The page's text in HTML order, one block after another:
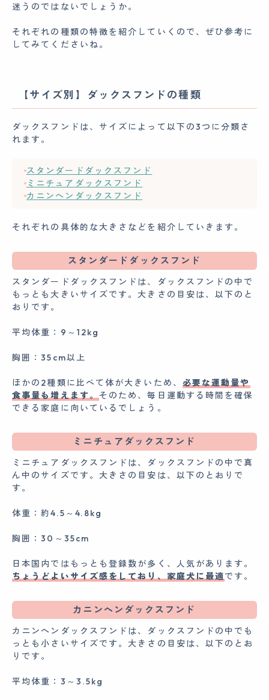
迷うのではないでしょうか。
それぞれの種類の特徴を紹介していくので、ぜひ参考に
してみてくださいね。
【サイズ別】ダックスフンドの種類
ダックスフンドは、サイズによって以下の3つに分類さ
れます。
スタンダードダックスフンド
ミニチュアダックスフンド
カニンヘンダックスフンド
それぞれの具体的な大きさなどを紹介していきます。
スタンダードダックスフンド
スタンダードダックスフンドは、ダックスフンドの中で
もっとも大きいサイズです。大きさの目安は、以下のと
おりです。
平均体重：9～12kg
胸囲：35cm以上
ほかの2種類に比べて体が大きいため、 必要な運動量や
食事量も増えます。そのため、毎日運動する時間を確保
できる家庭に向いているでしょう。
ミニチュアダックスフンド
ミニチュアダックスフンドは、ダックスフンドの中で真
ん中のサイズです。大きさの目安は、以下のとおりで
す。
体重：約4.5～4.8kg
胸囲：30～35cm
日本国内ではもっとも登録数が多く、人気があります。
ちょうどよいサイズ感をしており、家庭犬に最適です。
カニンヘンダックスフンド
カニンヘンダックスフンドは、ダックスフンドの中でも
っとも小さいサイズです。大きさの目安は、以下のとお
りです。
平均体重：3～3.5kg